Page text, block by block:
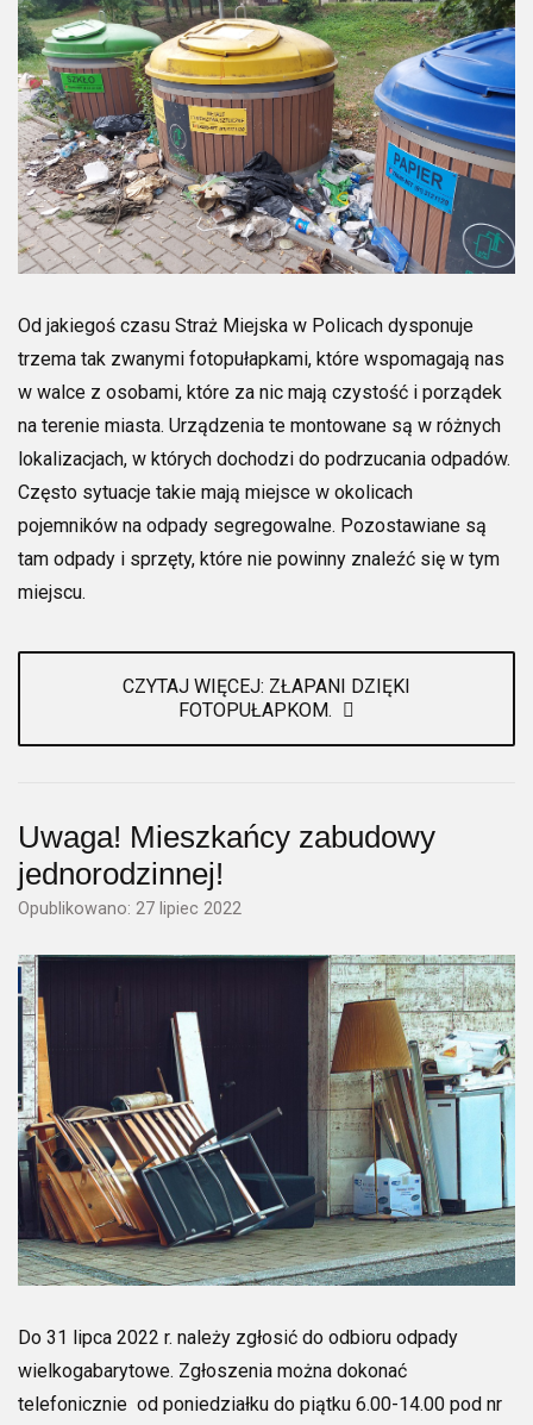
Od jakiegoś czasu Straż Miejska w Policach dysponuje
trzema tak zwanymi fotopułapkami, które wspomagają nas
w walce z osobami, które za nic mają czystość i porządek
na terenie miasta. Urządzenia te montowane są w różnych
lokalizacjach, w których dochodzi do podrzucania odpadów.
Często sytuacje takie mają miejsce w okolicach
pojemników na odpady segregowalne. Pozostawiane są
tam odpady i sprzęty, które nie powinny znaleźć się w tym
miejscu.
CZYTAJ WIĘCEJ: ZŁAPANI DZIĘKI
FOTOPUŁAPKOM.
Uwaga! Mieszkańcy zabudowy
jednorodzinnej!
Opublikowano: 27 lipiec 2022
Do 31 lipca 2022 r. należy zgłosić do odbioru odpady
wielkogabarytowe. Zgłoszenia można dokonać
telefonicznie od poniedziałku do piątku 6.00-14.00 pod nr